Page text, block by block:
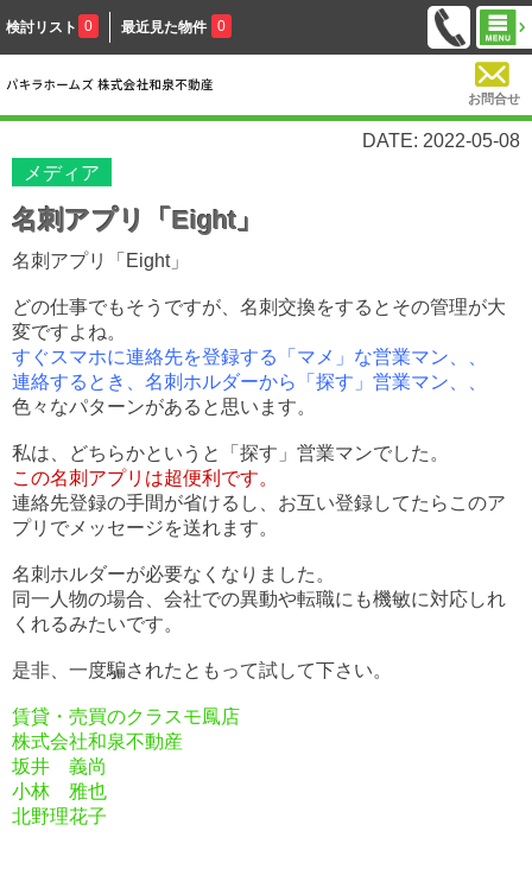
検討リスト 0 最近見た物件 0
お問合せ
DATE: 2022-05-08
メディア
名刺アプリ「Eight」
名刺アプリ「Eight」
どの仕事でもそうですが、名刺交換をするとその管理が大
変ですよね。
すぐスマホに連絡先を登録する「マメ」な営業マン、、
連絡するとき、名刺ホルダーから「探す」営業マン、、
色々なパターンがあると思います。
私は、どちらかというと「探す」営業マンでした。
この名刺アプリは超便利です。
連絡先登録の手間が省けるし、お互い登録してたらこのア
プリでメッセージを送れます。
名刺ホルダーが必要なくなりました。
同一人物の場合、会社での異動や転職にも機敏に対応しれ
くれるみたいです。
是非、一度騙されたともって試して下さい。
賃貸・売買のクラスモ鳳店
株式会社和泉不動産
坂井 義尚
小林 雅也
北野理花子